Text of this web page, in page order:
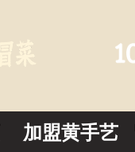
加盟黄手艺